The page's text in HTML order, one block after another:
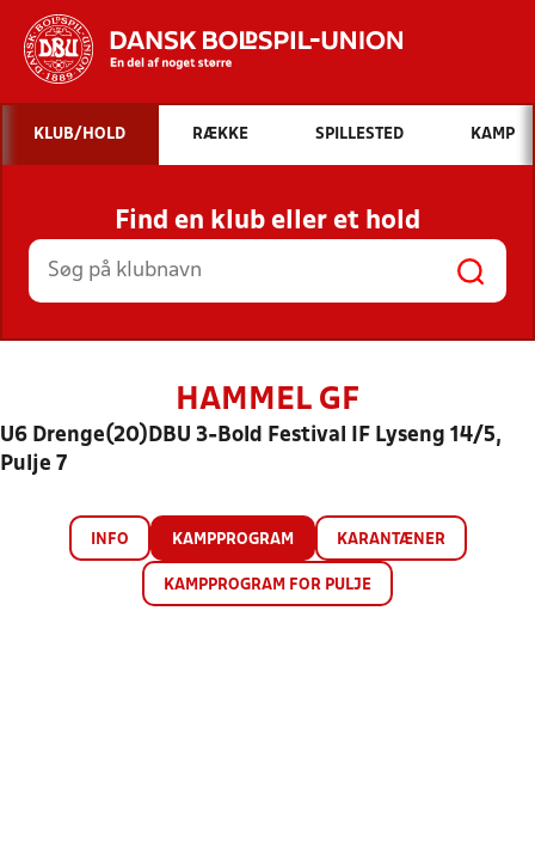
Hvad vil du søge efter?
INDHOLD OG NYHEDER
STILLINGER, RESULTATER, KLUBBER OG
HOLD
KLUB/HOLD RÆKKE SPILLESTED KAMP
Find en klub eller et hold
HAMMEL GF
U6 Drenge(20)DBU 3-Bold Festival IF Lyseng 14/5,
Pulje 7
INFO KAMPPROGRAM KARANTÆNER
KAMPPROGRAM FOR PULJE